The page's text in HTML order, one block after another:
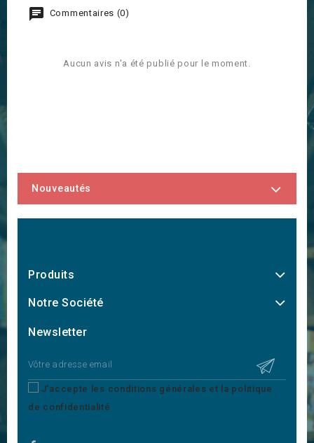
Commentaires (0)
Aucun avis n'a été publié pour le moment.
Nouveautés
Produits
Notre Société
Newsletter
J'accepte les conditions générales et la politique
de confidentialité